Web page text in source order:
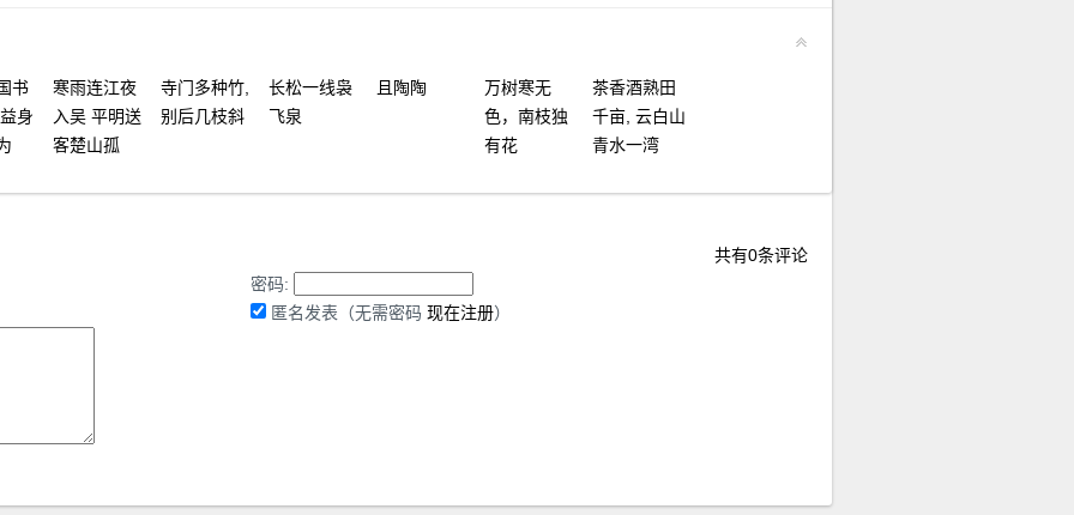
书
身
寒雨连江夜
入吴 平明送
客楚山孤
寺门多种竹,
别后几枝斜
长松一线袅
飞泉
且陶陶
万树寒无
色，南枝独
有花
茶香酒熟田
千亩, 云白山
青水一湾
共有0条评论
密码:
匿名发表（无需密码 现在注册）